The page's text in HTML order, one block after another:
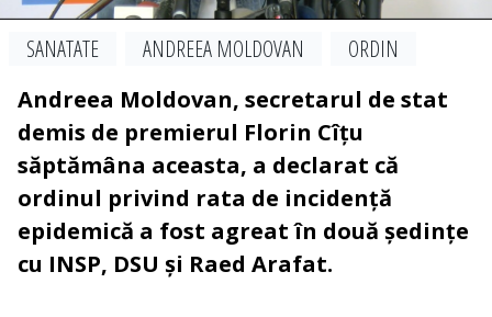
SANATATE ANDREEA MOLDOVAN
ORDIN
Andreea Moldovan, secretarul de stat
demis de premierul Florin Cîțu
săptămâna aceasta, a declarat că
ordinul privind rata de incidență
epidemică a fost agreat în două ședințe
cu INSP, DSU și Raed Arafat.